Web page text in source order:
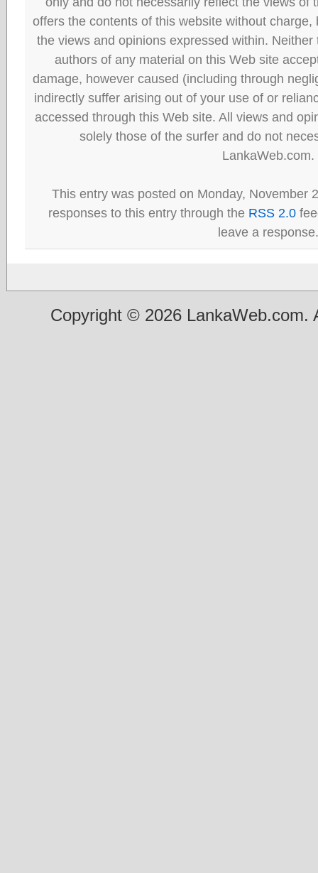
offers the contents of this website without
the views and opinions expressed within.
authors of any material on this Web site
damage, however caused (including through
indirectly suffer arising out of your use of or
accessed through this Web site. All views and
solely those of the surfer and do not
LankaWeb.com.
This entry was posted on Monday, November
responses to this entry through the RSS 2.0
leave a response.
Copyright © 2026 LankaWeb.com.